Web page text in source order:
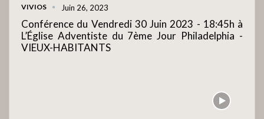
VIVIOS Juin 26, 2023
Conférence du Vendredi 30 Juin 2023 - 18:45h à
L’Église Adventiste du 7ème Jour Philadelphia -
VIEUX-HABITANTS